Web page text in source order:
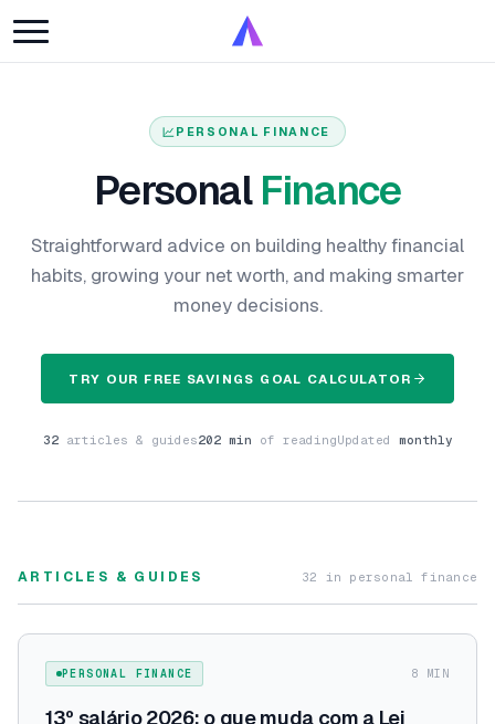
PERSONAL FINANCE
PersonalFinance
Straightforward advice on building healthy financial
habits, growing your net worth, and making smarter
money decisions.
TRY OUR FREE SAVINGS GOAL CALCULATOR
32articles & guides202 min of readingUpdated monthly
ARTICLES & GUIDES 32 in personal finance
PERSONAL FINANCE 8 MIN
13º salário 2026: o que muda com a Lei